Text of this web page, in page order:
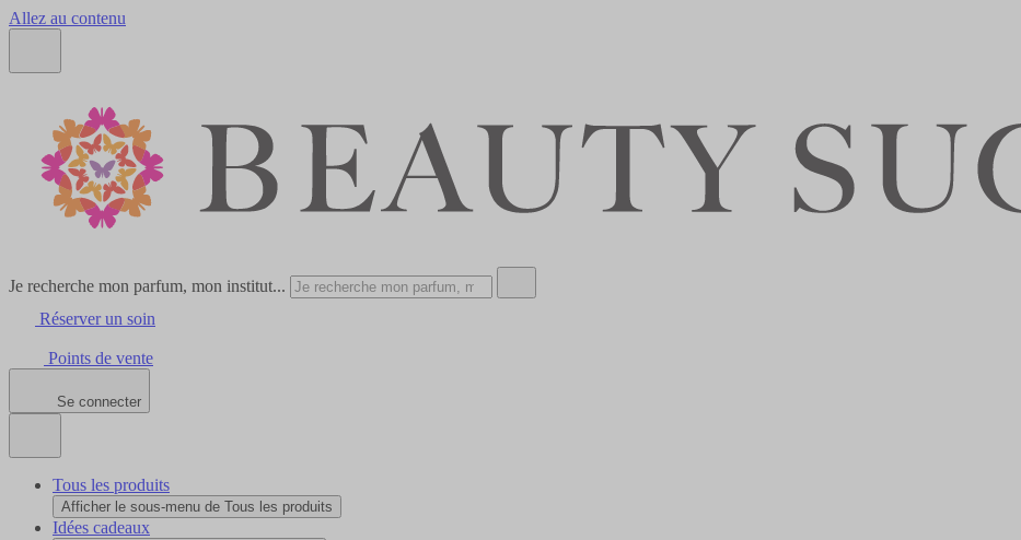
Allez au contenu
Je recherche mon parfum, mon institut...
Réserver un soin
Points de vente
Se connecter
Tous les produits
Afficher le sous-menu de Tous les produits
Idées cadeaux